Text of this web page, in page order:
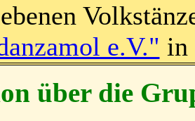
e.V." in
über die